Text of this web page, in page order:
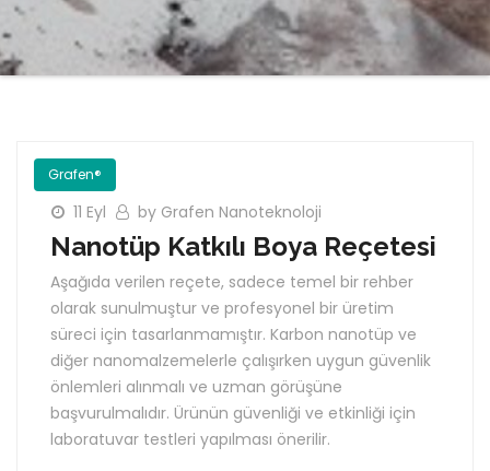
Grafen®
11 Eyl by Grafen Nanoteknoloji
Nanotüp Katkılı Boya Reçetesi
Aşağıda verilen reçete, sadece temel bir rehber
olarak sunulmuştur ve profesyonel bir üretim
süreci için tasarlanmamıştır. Karbon nanotüp ve
diğer nanomalzemelerle çalışırken uygun güvenlik
önlemleri alınmalı ve uzman görüşüne
başvurulmalıdır. Ürünün güvenliği ve etkinliği için
laboratuvar testleri yapılması önerilir.